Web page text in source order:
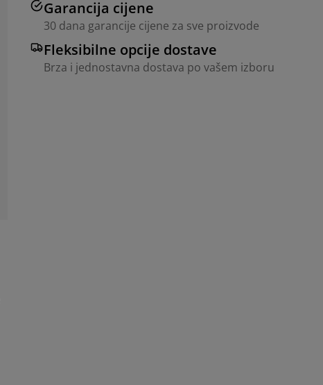
Garancija cijene
30 dana garancije cijene za sve proizvode
Fleksibilne opcije dostave
Brza i jednostavna dostava po vašem izboru